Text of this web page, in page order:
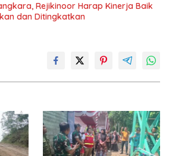
Rejikinoor Harap Kinerja Baik
dan Ditingkatkan